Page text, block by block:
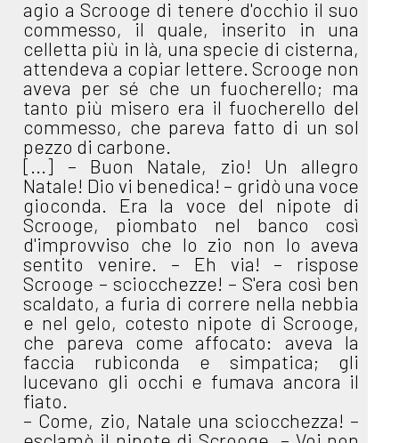
agio a Scrooge di tenere d'occhio il suo
commesso, il quale, inserito in una
celletta più in là, una specie di cisterna,
attendeva a copiar lettere. Scrooge non
aveva per sé che un fuocherello; ma
tanto più misero era il fuocherello del
commesso, che pareva fatto di un sol
pezzo di carbone.
[...] – Buon Natale, zio! Un allegro
Natale! Dio vi benedica! – gridò una voce
gioconda. Era la voce del nipote di
Scrooge, piombato nel banco così
d'improvviso che lo zio non lo aveva
sentito venire. – Eh via! – rispose
Scrooge – sciocchezze! – S'era così ben
scaldato, a furia di correre nella nebbia
e nel gelo, cotesto nipote di Scrooge,
che pareva come affocato: aveva la
faccia rubiconda e simpatica; gli
lucevano gli occhi e fumava ancora il
fiato.
– Come, zio, Natale una sciocchezza! –